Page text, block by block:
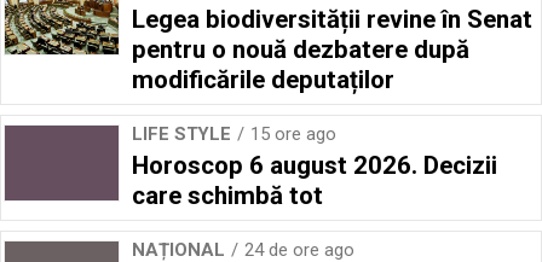
Legea biodiversității revine în Senat
pentru o nouă dezbatere după
modificările deputaților
LIFE STYLE 15 ore ago
Horoscop 6 august 2026. Decizii
care schimbă tot
NAȚIONAL 24 de ore ago